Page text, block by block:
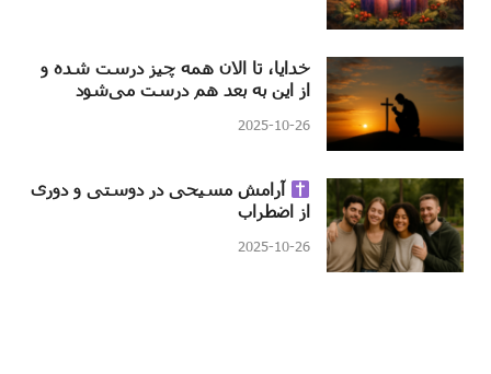
خدایا، تا الان همه چیز درست شده و
از این به بعد هم درست می‌شود
2025-10-26
آرامش مسیحی در دوستی و دوری
از اضطراب
2025-10-26